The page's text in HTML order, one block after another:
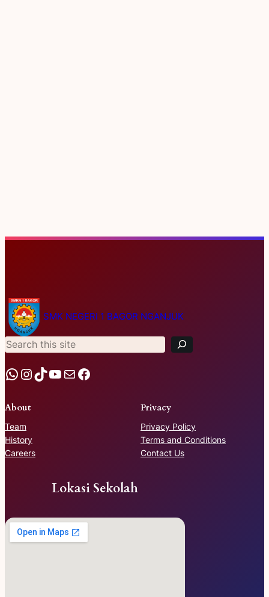
SMK NEGERI 1 BAGOR NGANJUK
S
r
c
h
WhatsApp InstagramTikTok YouTube Mail Facebook
About
Team
History
Careers
Privacy
Privacy Policy
Terms and Conditions
Contact Us
Lokasi Sekolah